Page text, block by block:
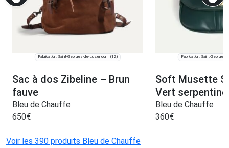
Fabrication: Saint-Georges-de-Luzençon (12)
Sac à dos Zibeline – Brun
fauve
Bleu de Chauffe
650€
Fabrication: Saint-
Soft Musette
Vert serpentine
Bleu de Chauffe
360€
Voir les 390 produits Bleu de Chauffe